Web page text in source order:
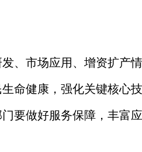
、市场应用、增资扩产情
命健康， 强化关键核心
要做好服务保障，丰富